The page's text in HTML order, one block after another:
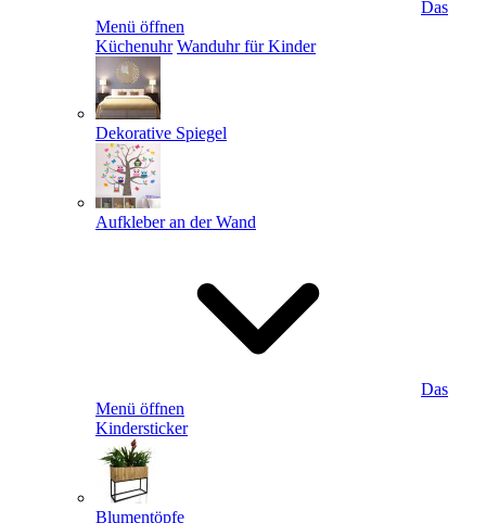
Das
Menü öffnen
Küchenuhr Wanduhr für Kinder
Dekorative Spiegel
Aufkleber an der Wand
Das
Menü öffnen
Kindersticker
Blumentöpfe